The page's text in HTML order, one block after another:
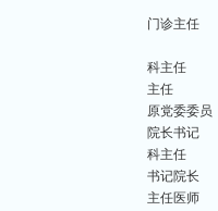
门诊主任
科主任
主任
原党委委员
院长书记
科主任
书记院长
主任医师